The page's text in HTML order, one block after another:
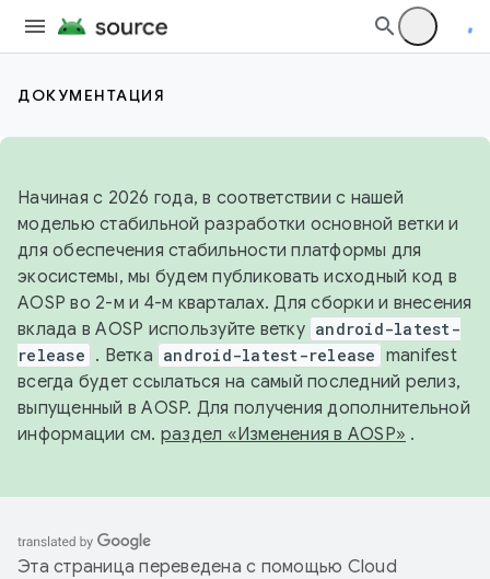
ДОКУМЕНТАЦИЯ
Начиная с 2026 года, в соответствии с нашей
моделью стабильной разработки основной ветки и
для обеспечения стабильности платформы для
экосистемы, мы будем публиковать исходный код в
AOSP во 2-м и 4-м кварталах. Для сборки и внесения
вклада в AOSP используйте ветку android-latest-
release . Ветка android-latest-release manifest
всегда будет ссылаться на самый последний релиз,
выпущенный в AOSP. Для получения дополнительной
информации см. раздел «Изменения в AOSP» .
Эта страница переведена с помощью Cloud